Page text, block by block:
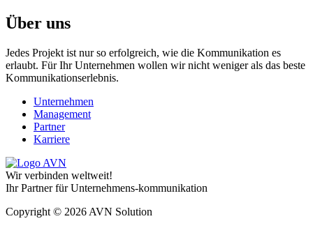
Über uns
Jedes Projekt ist nur so erfolgreich, wie die Kommunikation es
erlaubt. Für Ihr Unternehmen wollen wir nicht weniger als das beste
Kommunikationserlebnis.
Unternehmen
Management
Partner
Karriere
Wir verbinden weltweit!
Ihr Partner für Unternehmens-kommunikation
Copyright © 2026 AVN Solution